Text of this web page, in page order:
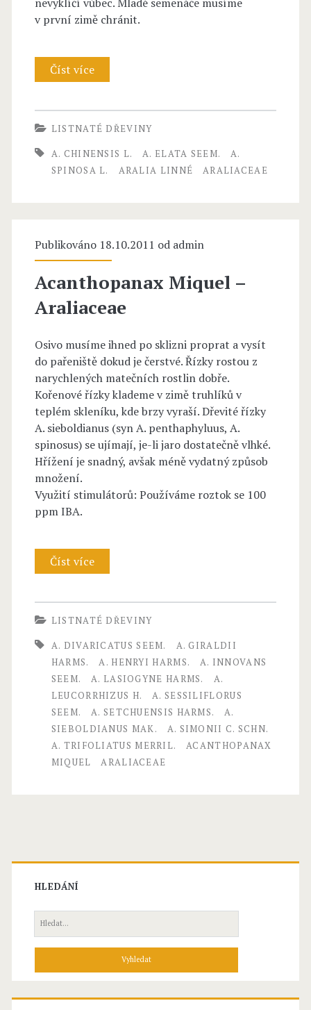
i
c
–
e
n
v první zimě chránit.
Číst víceA
i
i
–
A
r
a
l
i
a
LISTNATÉ DŘEVINY
A. CHINENSIS L.
A. ELATA SEEM.
A.
SPINOSA L.
ARALIA LINNÉ ARALIACEAE
Publikováno 18.10.2011 od admin
Acanthopanax Miquel –
Araliaceae
Osivo musíme ihned po sklizni proprat a vysít
do pařeniště dokud je čerstvé. Řízky rostou z
narychlených matečních rostlin dobře.
Kořenové řízky klademe v zimě truhlíků v
teplém skleníku, kde brzy vyraší. Dřevité řízky
A. sieboldianus (syn A. penthaphyluus, A.
spinosus) se ujímají, je-li jaro dostatečně vlhké.
Hřížení je snadný, avšak méně vydatný způsob
množení.
Využití stimulátorů: Používáme roztok se 100
ppm IBA.
Číst víceA
t
h
o
p
M
q
u
LISTNATÉ DŘEVINY
A. DIVARICATUS SEEM.
A. GIRALDII
HARMS.
A. HENRYI HARMS.
A. INNOVANS
SEEM.
A. LASIOGYNE HARMS.
A.
LEUCORRHIZUS H.
A. SESSILIFLORUS
SEEM.
A. SETCHUENSIS HARMS.
A.
SIEBOLDIANUS MAK.
A. SIMONII C. SCHN.
A. TRIFOLIATUS MERRIL.
ACANTHOPANAX
MIQUEL
ARALIACEAE
HLEDÁNÍ
H
l
d
n